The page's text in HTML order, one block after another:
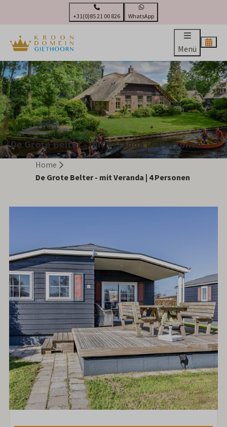
+31(0)85 21 00 826 WhatsApp
Menü
De Grote Belter - mit Veranda | 4 Personen
Home
De Grote Belter - mit Veranda | 4 Personen